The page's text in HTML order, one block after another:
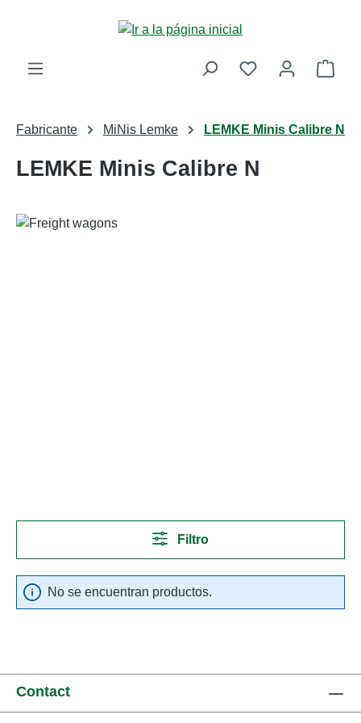
Saltar al contenido principal
La
Fabricante MiNis Lemke LEMKE Minis Calibre N
LEMKE Minis Calibre N
Filtro
No se encuentran productos.
Contact